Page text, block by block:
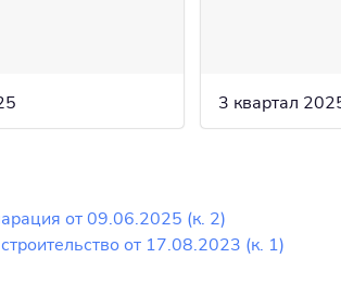
3 квартал
от 09.06.2025 (к. 2)
от 17.08.2023 (к. 1)